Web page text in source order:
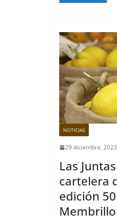
NOTICIAS
29 diciembre, 2023
Las
cartelera
edición
Membrillo